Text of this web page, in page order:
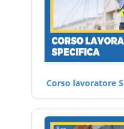
Corso lavoratore